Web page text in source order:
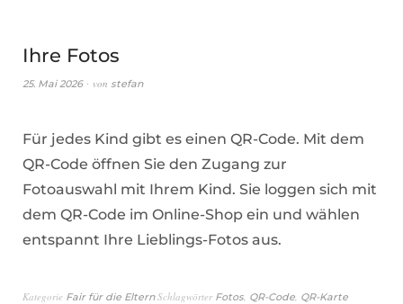
Ihre Fotos
25. Mai 2026 von stefan
Für jedes Kind gibt es einen QR-Code. Mit dem
QR-Code öffnen Sie den Zugang zur
Fotoauswahl mit Ihrem Kind. Sie loggen sich mit
dem QR-Code im Online-Shop ein und wählen
entspannt Ihre Lieblings-Fotos aus.
Kategorie Fair für die Eltern Schlagwörter Fotos QR-Code QR-Karte